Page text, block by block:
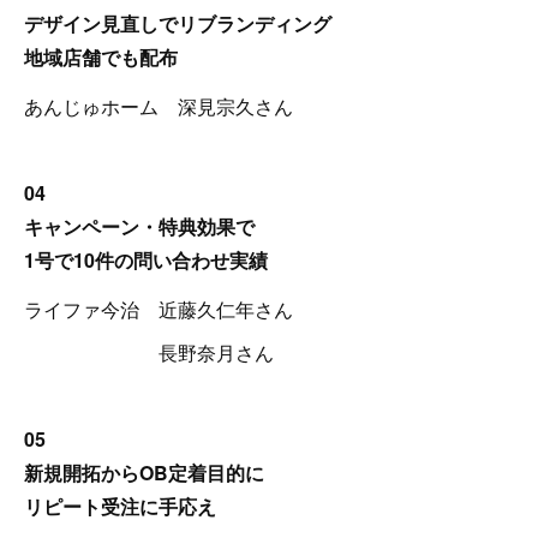
デザイン見直しでリブランディング
地域店舗でも配布
あんじゅホーム 深見宗久さん
04
キャンペーン・特典効果で
1号で10件の問い合わせ実績
ライファ今治 近藤久仁年さん
長野奈月さん
05
新規開拓からOB定着目的に
リピート受注に手応え